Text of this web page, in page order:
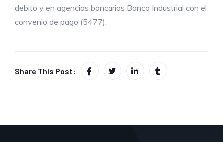
débito y en agencias bancarias Banco Industrial con el
convenio de pago (5477).
Share This Post: